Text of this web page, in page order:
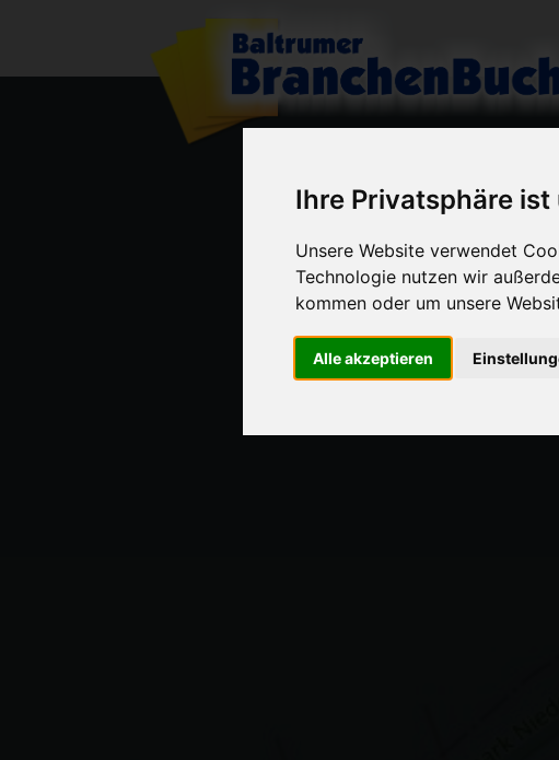
Ihre Privatsphäre
Unsere Website verwendet
Technologie nutzen wir
kommen oder um unsere
Alle akzeptieren